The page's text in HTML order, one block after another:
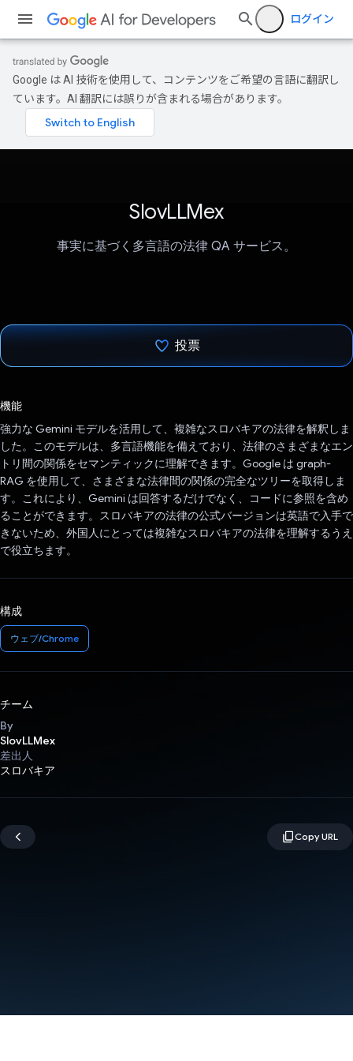
ログイン
Google は AI 技術を使用して、コンテンツをご希望の言語に翻訳し
ています。AI 翻訳には誤りが含まれる場合があります。
SlovLLMex
事実に基づく多言語の法律 QA サービス。
投票
機能
強力な Gemini モデルを活用して、複雑なスロバキアの法律を解釈しま
した。このモデルは、多言語機能を備えており、法律のさまざまなエン
トリ間の関係をセマンティックに理解できます。Google は graph-
RAG を使用して、さまざまな法律間の関係の完全なツリーを取得しま
す。これにより、Gemini は回答するだけでなく、コードに参照を含め
ることができます。スロバキアの法律の公式バージョンは英語で入手で
きないため、外国人にとっては複雑なスロバキアの法律を理解するうえ
で役立ちます。
構成
ウェブ/Chrome
チーム
By
SlovLLMex
差出人
スロバキア